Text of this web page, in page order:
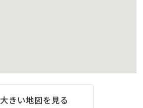
大きい地図を見る